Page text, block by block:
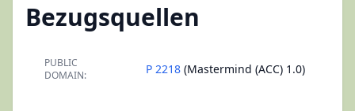
Bezugsquellen
PUBLIC
DOMAIN:
P 2218 (Mastermind (ACC) 1.0)